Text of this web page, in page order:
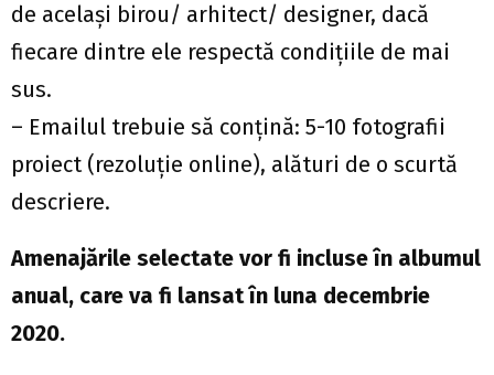
de același birou/ arhitect/ designer, dacă
fiecare dintre ele respectă condițiile de mai
sus.
– Emailul trebuie să conțină: 5-10 fotografii
proiect (rezoluție online), alături de o scurtă
descriere.
Amenajările selectate vor fi incluse în albumul
anual, care va fi lansat în luna decembrie
2020.